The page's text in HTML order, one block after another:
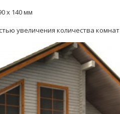
х 140 мм
увеличения количества комнат